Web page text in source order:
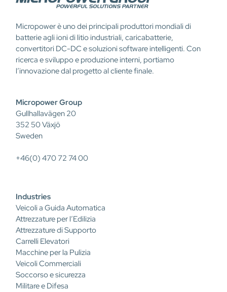
Micropower è uno dei principali produttori mondiali di
batterie agli ioni di litio industriali, caricabatterie,
convertitori DC-DC e soluzioni software intelligenti. Con
ricerca e sviluppo e produzione interni, portiamo
l’innovazione dal progetto al cliente finale.
Micropower Group
Gullhallavägen 20
352 50 Växjö
Sweden
+46(0) 470 72 74 00
Industries
Veicoli a Guida Automatica
Attrezzature per l’Edilizia
Attrezzature di Supporto
Carrelli Elevatori
Macchine per la Pulizia
Veicoli Commerciali
Soccorso e sicurezza
Militare e Difesa